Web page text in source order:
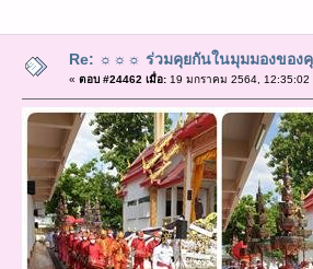
Re: ☼☼☼ ร่วมคุยกันในมุมมองของ
« ตอบ #24462 เมื่อ:19 มกราคม 2564, 12:35:02